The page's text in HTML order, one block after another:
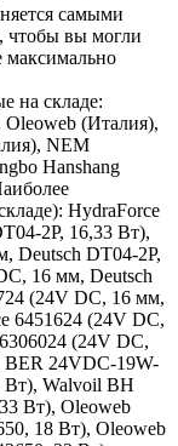
самыми
чтобы вы могли
максимально
на складе:
(Италия),
NEM
Hanshang
HydraForce
2P, 16,33 Вт),
Deutsch DT04-2P,
16 мм, Deutsch
(24V DC, 16 мм,
6451624 (24V DC,
(24V DC,
24VDC-19W-
Walvoil BH
Вт), Oleoweb
18 Вт), Oleoweb